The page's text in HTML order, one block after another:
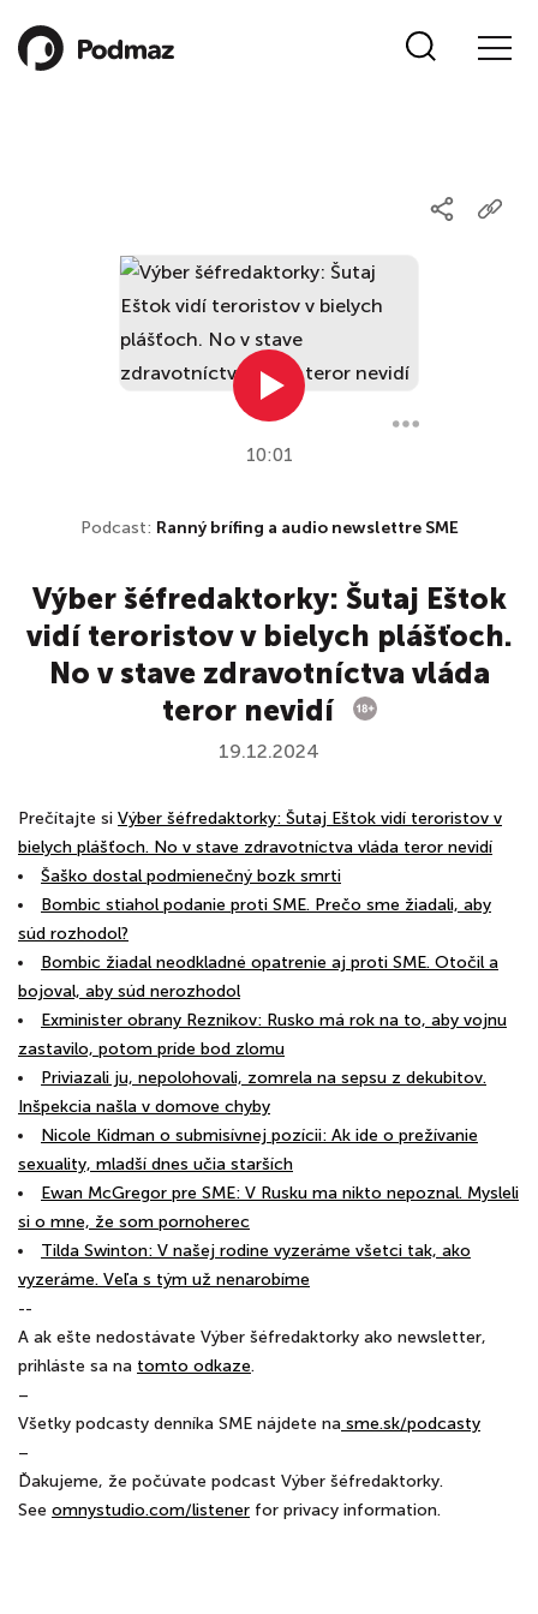
10:01
Podcast: Ranný brífing a audio newslettre SME
Výber šéfredaktorky: Šutaj Eštok
vidí teroristov v bielych plášťoch.
No v stave zdravotníctva vláda
teror nevidí
19.12.2024
Prečítajte si Výber šéfredaktorky: Šutaj Eštok vidí teroristov v
bielych plášťoch. No v stave zdravotníctva vláda teror nevidí
Šaško dostal podmienečný bozk smrti
Bombic stiahol podanie proti SME. Prečo sme žiadali, aby
súd rozhodol?
Bombic žiadal neodkladné opatrenie aj proti SME. Otočil a
bojoval, aby súd nerozhodol
Exminister obrany Reznikov: Rusko má rok na to, aby vojnu
zastavilo, potom príde bod zlomu
Priviazali ju, nepolohovali, zomrela na sepsu z dekubitov.
Inšpekcia našla v domove chyby
Nicole Kidman o submisívnej pozícii: Ak ide o prežívanie
sexuality, mladší dnes učia starších
Ewan McGregor pre SME: V Rusku ma nikto nepoznal. Mysleli
si o mne, že som pornoherec
Tilda Swinton: V našej rodine vyzeráme všetci tak, ako
vyzeráme. Veľa s tým už nenarobíme
--
A ak ešte nedostávate Výber šéfredaktorky ako newsletter,
prihláste sa na ⁠⁠⁠⁠⁠⁠⁠tomto odkaze⁠⁠⁠⁠⁠⁠⁠.
–
Všetky podcasty denníka SME nájdete na ⁠⁠⁠⁠⁠⁠⁠⁠⁠⁠⁠⁠⁠⁠⁠⁠⁠⁠⁠⁠⁠⁠⁠⁠⁠⁠⁠⁠⁠⁠⁠⁠⁠⁠⁠⁠⁠⁠⁠⁠⁠⁠⁠⁠⁠⁠⁠⁠⁠⁠⁠⁠⁠⁠⁠⁠⁠⁠⁠⁠⁠⁠⁠⁠⁠⁠⁠⁠⁠⁠⁠⁠⁠⁠⁠⁠⁠⁠⁠⁠⁠⁠⁠⁠⁠⁠⁠⁠⁠⁠⁠⁠⁠⁠⁠⁠⁠⁠⁠⁠⁠⁠⁠⁠⁠⁠⁠⁠⁠⁠⁠⁠⁠⁠⁠⁠⁠⁠⁠⁠⁠⁠⁠⁠⁠⁠⁠⁠⁠⁠⁠⁠⁠⁠⁠⁠⁠⁠⁠⁠⁠⁠⁠⁠ sme.sk/podcasty⁠⁠⁠⁠⁠⁠⁠⁠⁠⁠⁠⁠⁠⁠⁠⁠⁠⁠⁠⁠⁠⁠⁠⁠⁠⁠⁠⁠⁠⁠⁠⁠⁠⁠⁠⁠⁠⁠⁠⁠⁠⁠⁠⁠⁠⁠⁠⁠⁠⁠⁠⁠⁠⁠⁠⁠⁠⁠⁠⁠⁠⁠⁠⁠⁠⁠⁠⁠⁠⁠⁠⁠⁠⁠⁠⁠⁠⁠⁠⁠⁠⁠⁠⁠⁠⁠⁠⁠⁠⁠⁠⁠⁠⁠⁠⁠⁠⁠⁠⁠⁠⁠⁠⁠⁠⁠⁠⁠⁠⁠⁠⁠⁠⁠⁠⁠⁠⁠⁠⁠⁠⁠⁠⁠⁠⁠⁠⁠⁠⁠⁠⁠⁠⁠⁠⁠⁠⁠⁠⁠⁠⁠⁠⁠
–
Ďakujeme, že počúvate podcast Výber šéfredaktorky.
See omnystudio.com/listener for privacy information.